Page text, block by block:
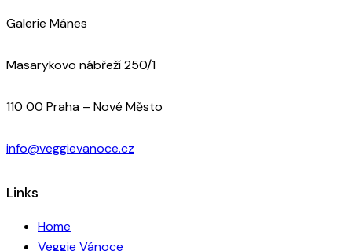
Galerie Mánes
Masarykovo nábřeží 250/1
110 00 Praha – Nové Město
info@veggievanoce.cz
Links
Home
Veggie Vánoce